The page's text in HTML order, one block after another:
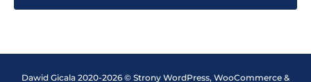
Dawid Gicala 2020-2026 © Strony WordPress, WooCommerce &